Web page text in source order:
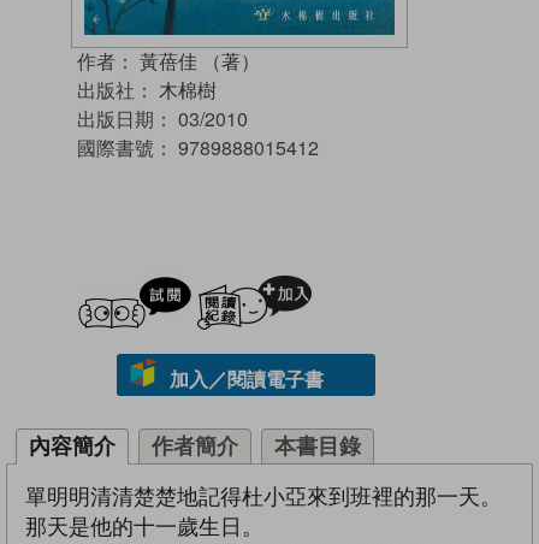
作者： 黃蓓佳 （著）
出版社： 木棉樹
出版日期： 03/2010
國際書號： 9789888015412
試閲
加入／閱讀電子書
內容簡介 作者簡介 本書目錄
單明明清清楚楚地記得杜小亞來到班裡的那一天。
那天是他的十一歲生日。